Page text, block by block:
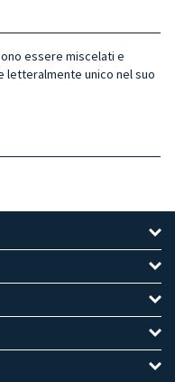
essere miscelati e
letteralmente unico nel suo